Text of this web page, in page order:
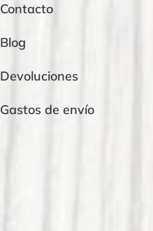
Contacto
Blog
Devoluciones
Gastos de envío